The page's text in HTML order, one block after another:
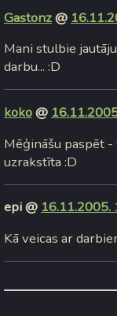
Gastonz@
Mani stulbie
darbu... :D
koko@
Mēģināšu paspēt
uzrakstīta :D
epi @ 16.11.2005.
Kā veicas ar